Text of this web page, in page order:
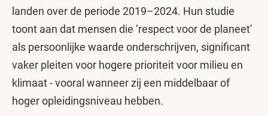
landen over de periode 2019–2024. Hun studie
toont aan dat mensen die ‘respect voor de planeet’
als persoonlijke waarde onderschrijven, significant
vaker pleiten voor hogere prioriteit voor milieu en
klimaat - vooral wanneer zij een middelbaar of
hoger opleidingsniveau hebben.